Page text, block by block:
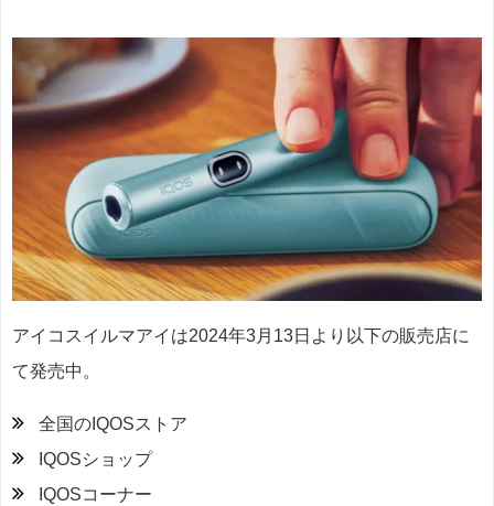
アイコスイルマアイは2024年3月13日より以下の販売店に
て発売中。
全国のIQOSストア
IQOSショップ
IQOSコーナー